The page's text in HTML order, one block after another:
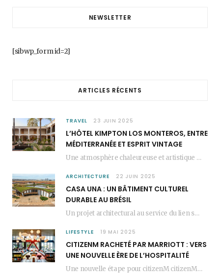
k
a
s
NEWSLETTER
[sibwp_form id=2]
ARTICLES RÉCENTS
TRAVEL 23 JUIN 2025
L’HÔTEL KIMPTON LOS MONTEROS, ENTRE
MÉDITERRANÉE ET ESPRIT VINTAGE
Une atmosphère chaleureuse et artistique L’Hôtel Kimpton Los Monteros, récemment repensé par EL EQUIPO CREATIVO,…
ARCHITECTURE 22 JUIN 2025
CASA UNA : UN BÂTIMENT CULTUREL
DURABLE AU BRÉSIL
Un projet architectural au service du lien social Casa Una est un bâtiment culturel durable…
LIFESTYLE 19 MAI 2025
CITIZENM RACHETÉ PAR MARRIOTT : VERS
UNE NOUVELLE ÈRE DE L’HOSPITALITÉ
Une nouvelle étape pour citizenM citizenM racheté par Marriott, c’est une annonce qui marque un…